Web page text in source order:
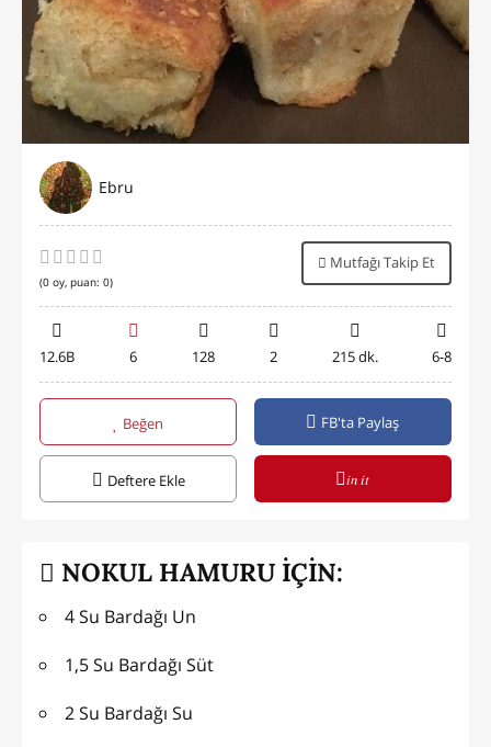
Ebru
(0 oy, puan: 0)
Mutfağı Takip Et
12.6B 6 128 2 215 dk. 6-8
Beğen FB'ta Paylaş
Deftere Ekle in it
NOKUL HAMURU İÇİN:
4 Su Bardağı Un
1,5 Su Bardağı Süt
2 Su Bardağı Su